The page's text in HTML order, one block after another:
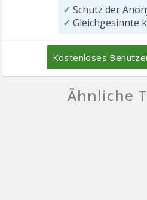
✓ Schutz der
✓ Gleichgesinnte
Kostenloses
Ähnliche